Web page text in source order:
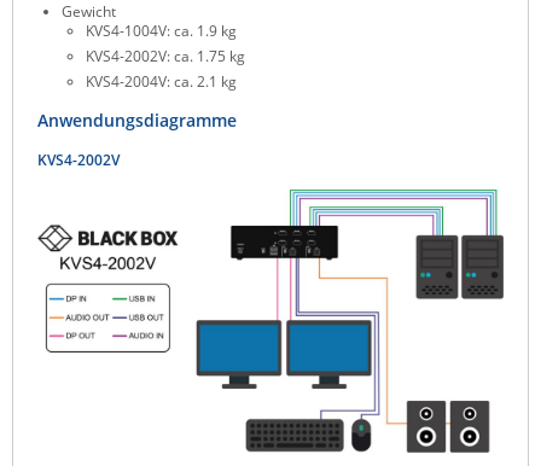
Gewicht
KVS4-1004V: ca. 1.9 kg
KVS4-2002V: ca. 1.75 kg
KVS4-2004V: ca. 2.1 kg
Anwendungsdiagramme
KVS4-2002V